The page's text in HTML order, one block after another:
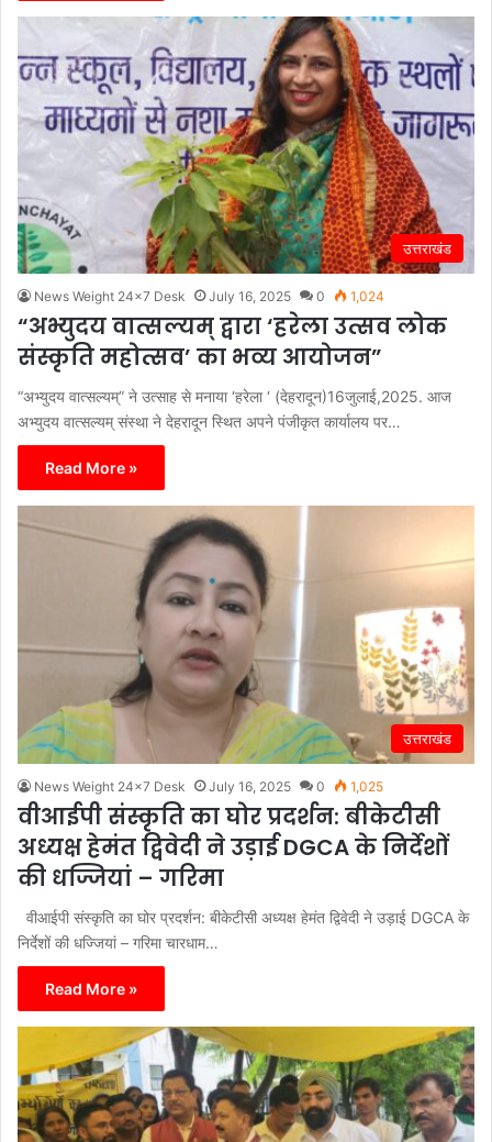
उत्तराखंड
News Weight 24x7 Desk July 16, 2025 0 1,024
“अभ्युदय वात्सल्यम् द्वारा ‘हरेला उत्सव लोक
संस्कृति महोत्सव’ का भव्य आयोजन”
“अभ्युदय वात्सल्यम्” ने उत्साह से मनाया ‘हरेला ‘ (देहरादून)16जुलाई,2025. आज
अभ्युदय वात्सल्यम् संस्था ने देहरादून स्थित अपने पंजीकृत कार्यालय पर…
Read More »
उत्तराखंड
News Weight 24x7 Desk July 16, 2025 0 1,025
वीआईपी संस्कृति का घोर प्रदर्शन: बीकेटीसी
अध्यक्ष हेमंत द्विवेदी ने उड़ाई DGCA के निर्देशों
की धज्जियां – गरिमा
वीआईपी संस्कृति का घोर प्रदर्शन: बीकेटीसी अध्यक्ष हेमंत द्विवेदी ने उड़ाई DGCA के
निर्देशों की धज्जियां – गरिमा चारधाम…
Read More »